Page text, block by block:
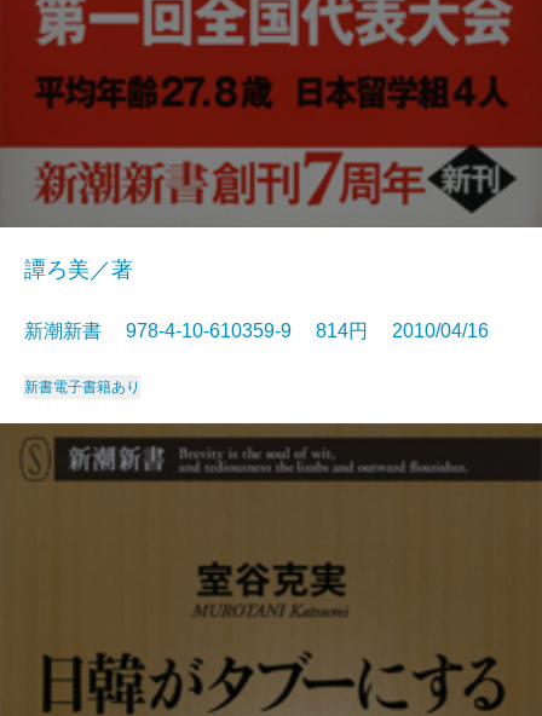
譚ろ美／著
新潮新書 978-4-10-610359-9 814円 2010/04/16
新書電子書籍あり